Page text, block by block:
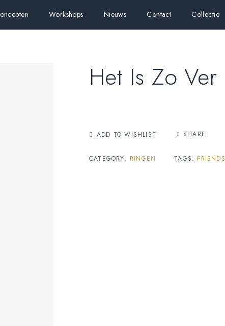
Workshops Nieuws Contact Collectie
Het Is Zo Ver
ADD TO WISHLIST SHARE
CATEGORY: RINGEN TAGS: FRIENDS